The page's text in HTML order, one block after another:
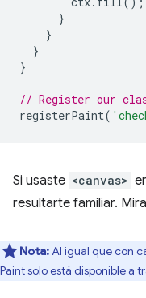
}
}
}
}
// Register our
registerPaint(
Si usaste <canvas>
resultarte familiar.
Nota:Al igual que con
Paint solo está disponible a